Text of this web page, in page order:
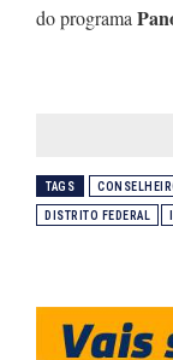
do programa
TAGS
DISTRITO FEDERAL